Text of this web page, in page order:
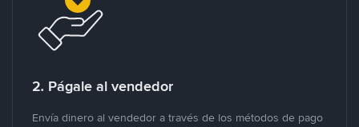
2. Págale al vendedor
Envía dinero al vendedor a través de los métodos de pago